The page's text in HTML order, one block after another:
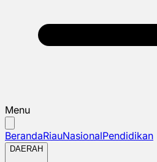
Menu
BerandaRiauNasionalPendidikan
DAERAH